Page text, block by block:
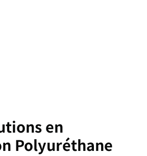
en
Polyuréthane